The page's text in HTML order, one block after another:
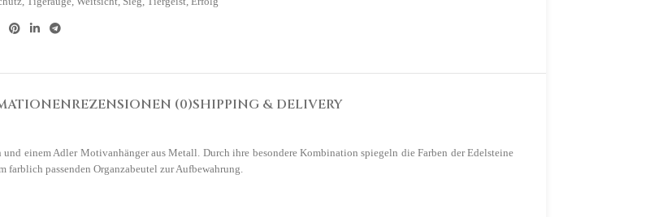
REZENSIONEN (0)SHIPPING & DELIVERY
einem Adler Motivanhänger aus Metall. Durch ihre besondere Kombination spiegeln die Farben der Edelsteine
farblich passenden Organzabeutel zur Aufbewahrung.